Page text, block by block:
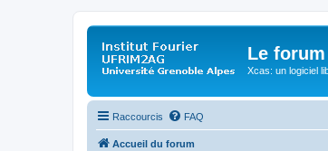
Le forum
Xcas: un logiciel
Raccourcis FAQ
Accueil du forum